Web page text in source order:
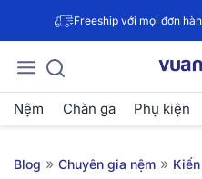
Freeship với mọi đơn
Nệm Chăn ga Phụ kiện
Blog » Chuyên gia nệm »